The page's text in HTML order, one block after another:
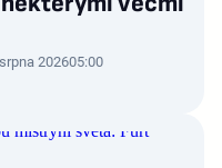
202605:00